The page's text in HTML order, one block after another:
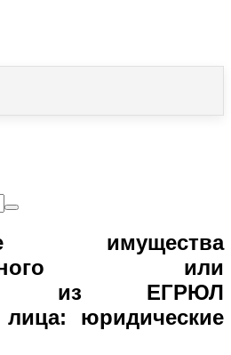
имущества
или
из ЕГРЮЛ
лица: юридические